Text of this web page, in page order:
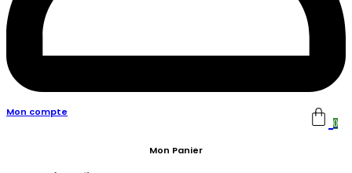
Mon compte
0
Mon Panier